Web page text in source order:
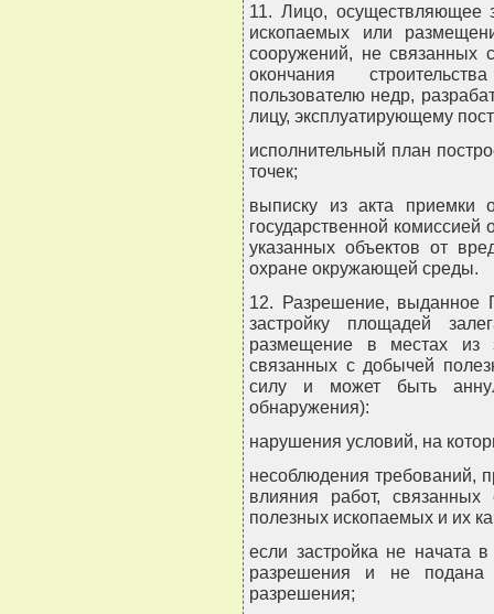
11. Лицо, осуществляющее
ископаемых или
сооружений, не связанных
окончания
пользователю недр,
лицу, эксплуатирующему
исполнительный план
точек;
выписку из акта приемки
государственной
указанных объектов от
охране окружающей среды.
12. Разрешение, выданное
застройку площадей
размещение в местах из
связанных с добычей
силу и может быть
обнаружения):
нарушения условий, на
несоблюдения требований,
влияния работ, связанных
полезных ископаемых и их
если застройка не начата
разрешения и не подана
разрешения;